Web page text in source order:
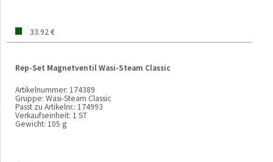
33.92 €
Rep-Set Magnetventil Wasi-Steam Classic
Artikelnummer: 174389
Gruppe: Wasi-Steam Classic
Passt zu Artikelnr.: 174993
Verkaufseinheit: 1 ST
Gewicht: 105 g